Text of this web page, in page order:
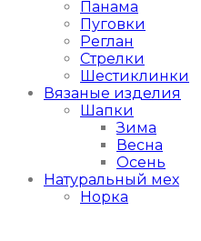
Панама
Пуговки
Реглан
Стрелки
Шестиклинки
Вязаные изделия
Шапки
Зима
Весна
Осень
Натуральный мех
Норка